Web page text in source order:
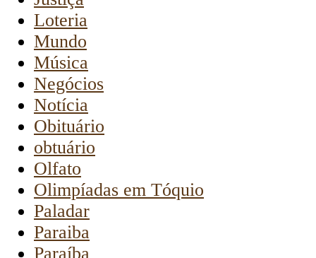
Loteria
Mundo
Música
Negócios
Notícia
Obituário
obtuário
Olfato
Olimpíadas em Tóquio
Paladar
Paraiba
Paraíba